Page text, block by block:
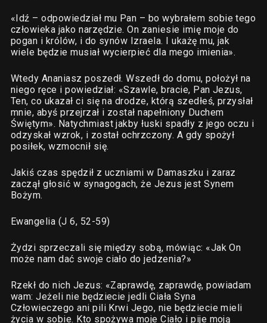
«Idź – odpowiedział mu Pan – bo wybrałem sobie tego
człowieka jako narzędzie. On zaniesie imię moje do
pogan i królów, i do synów Izraela. I ukażę mu, jak
wiele będzie musiał wycierpieć dla mego imienia».
Wtedy Ananiasz poszedł. Wszedł do domu, położył na
niego ręce i powiedział: «Szawle, bracie, Pan Jezus,
Ten, co ukazał ci się na drodze, którą szedłeś, przysłał
mnie, abyś przejrzał i został napełniony Duchem
Świętym». Natychmiast jakby łuski spadły z jego oczu i
odzyskał wzrok, i został ochrzczony. A gdy spożył
posiłek, wzmocnił się.
Jakiś czas spędził z uczniami w Damaszku i zaraz
zaczął głosić w synagogach, że Jezus jest Synem
Bożym.
Ewangelia (J 6, 52-59)
Żydzi sprzeczali się między sobą, mówiąc: «Jak On
może nam dać swoje ciało do jedzenia?»
Rzekł do nich Jezus: «Zaprawdę, zaprawdę, powiadam
wam: Jeżeli nie będziecie jedli Ciała Syna
Człowieczego ani pili Krwi Jego, nie będziecie mieli
życia w sobie. Kto spożywa moje Ciało i pije moją